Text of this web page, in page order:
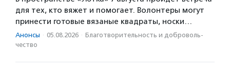
для тех, кто вяжет и помогает. Волонтеры могут
принести готовые вязаные квадраты, носки…
Анонсы · 05.08.2026 · Благотвори­тель­ность и доброволь­
чест­во